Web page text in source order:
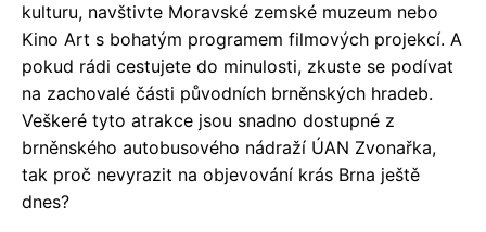
kulturu, navštivte Moravské zemské muzeum nebo
Kino Art s bohatým programem filmových projekcí. A
pokud rádi cestujete do minulosti, zkuste se podívat
na zachovalé části původních brněnských hradeb.
Veškeré tyto atrakce jsou snadno dostupné z
brněnského autobusového nádraží ÚAN Zvonařka,
tak proč nevyrazit na objevování krás Brna ještě
dnes?